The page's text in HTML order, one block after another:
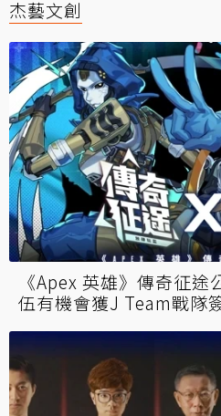
杰藝文創
《Apex 英雄》傳奇征
伍有機會獲J Team戰隊